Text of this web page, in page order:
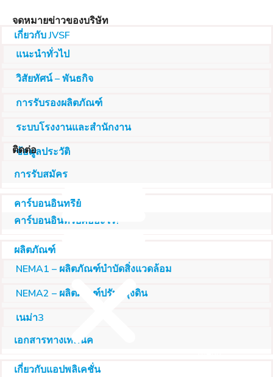
จดหมายข่าวของบริษัท
ติดต่อ
เกี่ยวกับ JVSF
แนะนำทั่วไป
วิสัยทัศน์ – พันธกิจ
การรับรองผลิตภัณฑ์
ระบบโรงงานและสำนักงาน
ข้อมูลประวัติ
การรับสมัคร
คาร์บอนอินทรีย์
คาร์บอนอินทรีย์คืออะไร?
ผลิตภัณฑ์
NEMA1 – ผลิตภัณฑ์บำบัดสิ่งแวดล้อม
NEMA2 – ผลิตภัณฑ์ปรับปรุงดิน
เนม่า3
เอกสารทางเทคนิค
เกี่ยวกับแอปพลิเคชั่น